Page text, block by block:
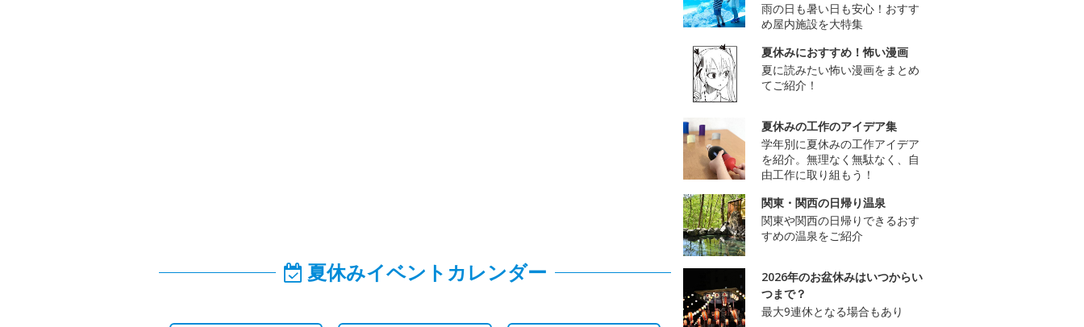
夏休みイベントカレンダー
雨の日も暑い日も安心！おすす
め屋内施設を大特集
夏休みにおすすめ！怖い漫画
夏に読みたい怖い漫画をまとめ
てご紹介！
夏休みの工作のアイデア集
学年別に夏休みの工作アイデア
を紹介。無理なく無駄なく、自
由工作に取り組もう！
関東・関西の日帰り温泉
関東や関西の日帰りできるおす
すめの温泉をご紹介
2026年のお盆休みはいつからい
つまで？
最大9連休となる場合もあり